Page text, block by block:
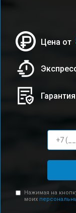
Цена от
Нажимая на
моих